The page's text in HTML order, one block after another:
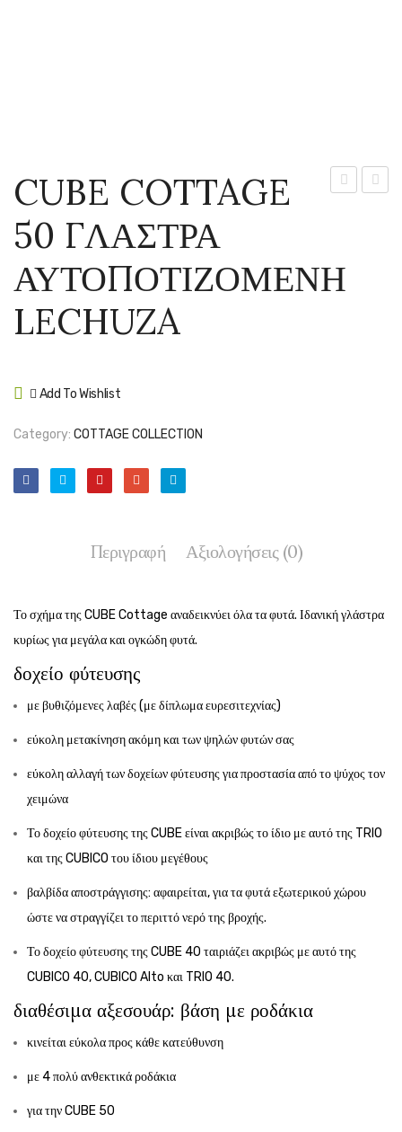
CUBE COTTAGE
50 ΓΛΑΣΤΡΑ
ΑΥΤΟΠΟΤΙΖΟΜΕΝΗ
LECHUZA
Add To Wishlist
Category: COTTAGE COLLECTION
Περιγραφή Αξιολογήσεις (0)
Το σχήμα της CUBE Cottage αναδεικνύει όλα τα φυτά. Ιδανική γλάστρα
κυρίως για μεγάλα και ογκώδη φυτά.
δοχείο φύτευσης
με βυθιζόμενες λαβές (με δίπλωμα ευρεσιτεχνίας)
εύκολη μετακίνηση ακόμη και των ψηλών φυτών σας
εύκολη αλλαγή των δοχείων φύτευσης για προστασία από το ψύχος τον
χειμώνα
Το δοχείο φύτευσης της CUBE είναι ακριβώς το ίδιο με αυτό της TRIO
και της CUBICO του ίδιου μεγέθους
βαλβίδα αποστράγγισης: αφαιρείται, για τα φυτά εξωτερικού χώρου
ώστε να στραγγίζει το περιττό νερό της βροχής.
Το δοχείο φύτευσης της CUBE 40 ταιριάζει ακριβώς με αυτό της
CUBICO 40, CUBICO Alto και TRIO 40.
διαθέσιμα αξεσουάρ: βάση με ροδάκια
κινείται εύκολα προς κάθε κατεύθυνση
με 4 πολύ ανθεκτικά ροδάκια
για την CUBE 50